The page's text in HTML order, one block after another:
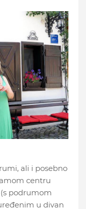
ali i posebno
centru
podrumom
u divan